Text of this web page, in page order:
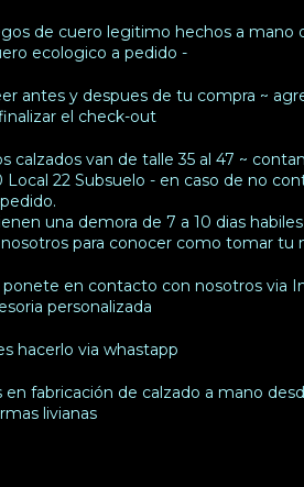
de cuero legitimo hechos a mano
ecologico a pedido -
antes y despues de tu compra ~
el check-out
calzados van de talle 35 al 47 ~
Local 22 Subsuelo - en caso de no
una demora de 7 a 10 dias
para conocer como tomar tu
ponete en contacto con nosotros via
personalizada
hacerlo via whastapp
en fabricación de calzado a mano
livianas